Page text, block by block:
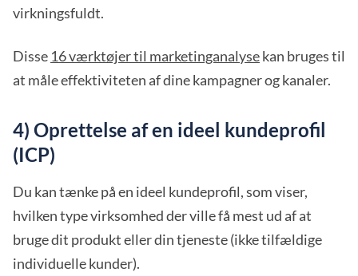
virkningsfuldt.
Disse 16 værktøjer til marketinganalysekan bruges til
at måle effektiviteten af dine kampagner og kanaler.
4) Oprettelse af en ideel kundeprofil
(ICP)
Du kan tænke på en ideel kundeprofil, som viser,
hvilken type virksomhed der ville få mest ud af at
bruge dit produkt eller din tjeneste (ikke tilfældige
individuelle kunder).